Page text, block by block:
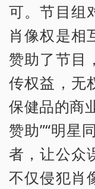
可。节目组
肖像权是相
赞助了节目
传权益，无
保健品的商
赞助”“明星
者，让公众
不仅侵犯肖